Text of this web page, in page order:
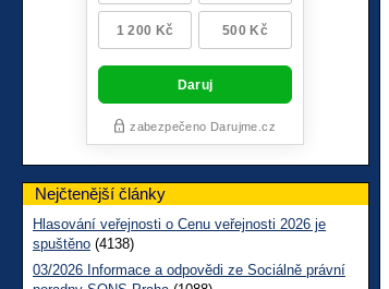
Nejčtenější články
Hlasování veřejnosti o Cenu veřejnosti 2026 je
spuštěno (4138)
03/2026 Informace a odpovědi ze Sociálně právní